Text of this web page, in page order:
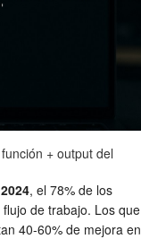
+ output del
, el 78% de los
de trabajo. Los que
40-60% de mejora en